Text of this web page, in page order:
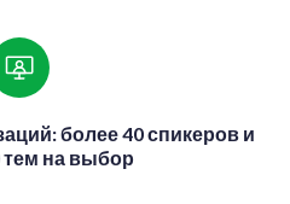
более 40 спикеров и
тем на выбор